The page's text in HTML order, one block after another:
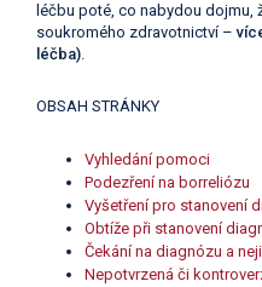
léčbu poté, co nabydou dojmu,
soukromého zdravotnictví –
léčba).
OBSAH STRÁNKY
Vyhledání pomoci
Podezření na borreliózu
Vyšetření pro stanovení
Obtíže při stanovení
Čekání na diagnózu a
Nepotvrzená či